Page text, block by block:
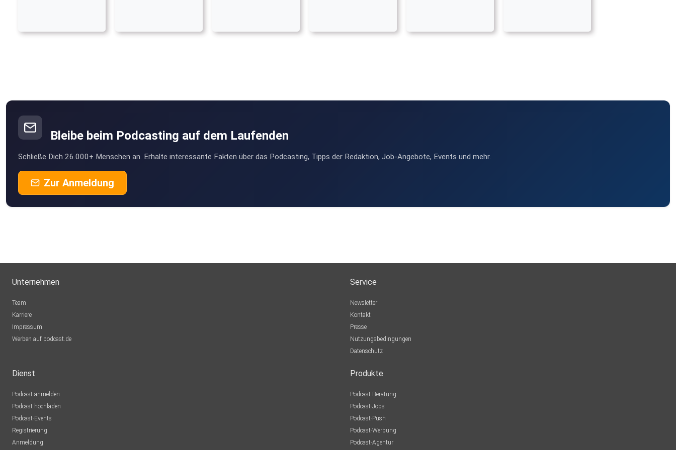
Bleibe beim Podcasting auf dem Laufenden
Schließe Dich 26.000+ Menschen an. Erhalte interessante Fakten über das Podcasting, Tipps der Redaktion, Job-Angebote, Events und mehr.
Zur Anmeldung
Unternehmen
Team
Karriere
Impressum
Werben auf podcast.de
Service
Newsletter
Kontakt
Presse
Nutzungsbedingungen
Datenschutz
Dienst
Podcast anmelden
Podcast hochladen
Podcast-Events
Registrierung
Anmeldung
Produkte
Podcast-Beratung
Podcast-Jobs
Podcast-Push
Podcast-Werbung
Podcast-Agentur